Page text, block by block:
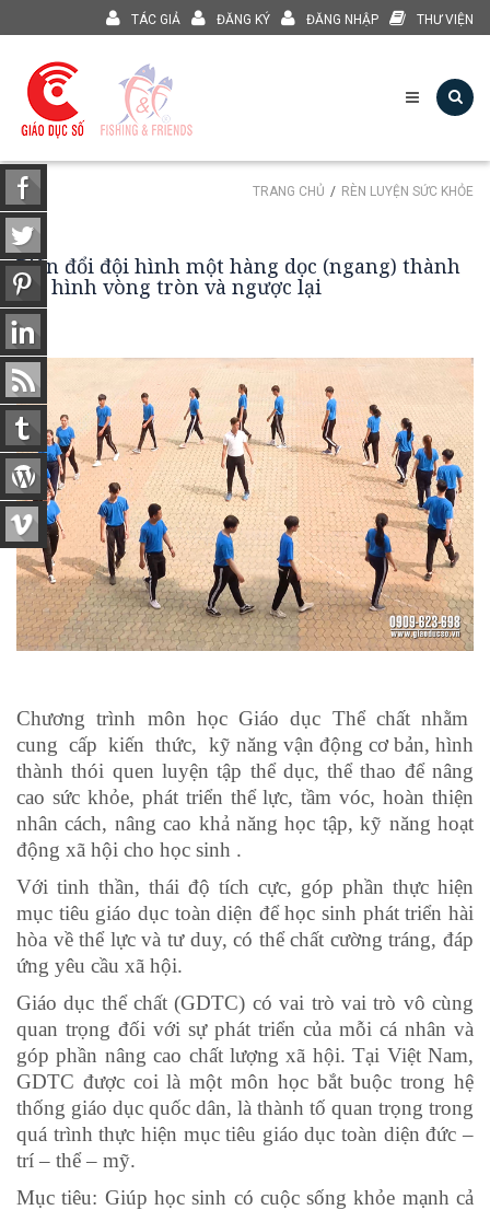
TÁC GIẢ ĐĂNG KÝ ĐĂNG NHẬP THƯ VIỆN
TRANG CHỦ RÈN LUYỆN SỨC KHỎE
Biến đổi đội hình một hàng dọc (ngang) thành
đội hình vòng tròn và ngược lại
Chương trình môn học Giáo dục Thể chất nhằm
cung cấp kiến thức, kỹ năng vận động cơ bản, hình
thành thói quen luyện tập thể dục, thể thao để nâng
cao sức khỏe, phát triển thể lực, tầm vóc, hoàn thiện
nhân cách, nâng cao khả năng học tập, kỹ năng hoạt
động xã hội cho học sinh .
Với tinh thần, thái độ tích cực, góp phần thực hiện
mục tiêu giáo dục toàn diện để học sinh phát triển hài
hòa về thể lực và tư duy, có thể chất cường tráng, đáp
ứng yêu cầu xã hội.
Giáo dục thể chất (GDTC) có vai trò vai trò vô cùng
quan trọng đối với sự phát triển của mỗi cá nhân và
góp phần nâng cao chất lượng xã hội. Tại Việt Nam,
GDTC được coi là một môn học bắt buộc trong hệ
thống giáo dục quốc dân, là thành tố quan trọng trong
quá trình thực hiện mục tiêu giáo dục toàn diện đức –
trí – thể – mỹ.
Mục tiêu: Giúp học sinh có cuộc sống khỏe mạnh cả